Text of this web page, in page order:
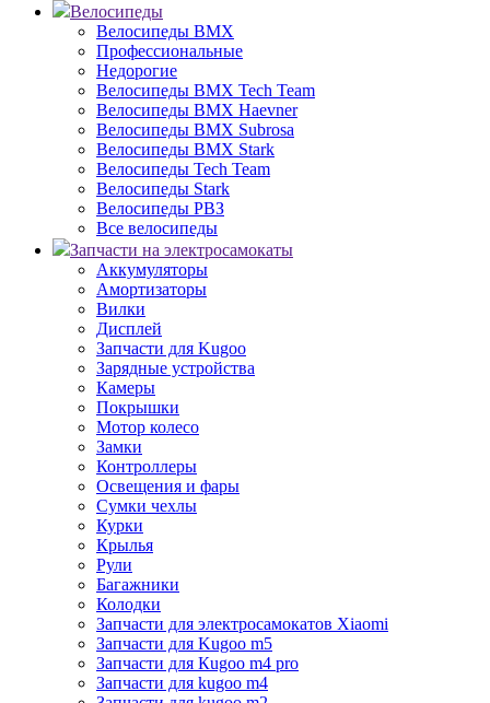
Велосипеды
Велосипеды BMX
Профессиональные
Недорогие
Велосипеды BMX Tech Team
Велосипеды BMX Haevner
Велосипеды BMX Subrosa
Велосипеды BMX Stark
Велосипеды Tech Team
Велосипеды Stark
Велосипеды РВЗ
Все велосипеды
Запчасти на электросамокаты
Аккумуляторы
Амортизаторы
Вилки
Дисплей
Запчасти для Kugoo
Зарядные устройства
Камеры
Покрышки
Мотор колесо
Замки
Контроллеры
Освещения и фары
Сумки чехлы
Курки
Крылья
Рули
Багажники
Колодки
Запчасти для электросамокатов Xiaomi
Запчасти для Kugoo m5
Запчасти для Кugoo m4 pro
Запчасти для kugoo m4